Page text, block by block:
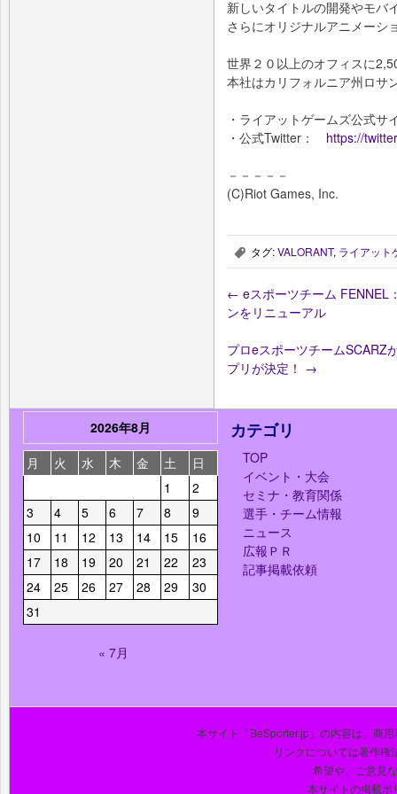
新しいタイトルの開発やモバ
さらにオリジナルアニメーシ
世界２０以上のオフィスに
本社はカリフォルニア州ロサ
・ライアットゲームズ公式
・公式Twitter： https://
－－－－－
(C)Riot Games, Inc.
, タグ:VALORANT, ライアット
← eスポーツチーム FENNEL
ンをリニューアル
プロeスポーツチームSCARZ
プリが決定！ →
2026年8月
月
火 水 木 金 土
日
1
2
3
4 5 6 7 8
9
10
11 12 13 14 15
16
17
18 19 20 21 22
23
24
25 26 27 28 29
30
31
« 7月
カテゴリ
TOP
イベント・大会
セミナ・教育関係
選手・チーム情報
ニュース
広報ＰＲ
記事掲載依頼
本サイト「BeSporter.jp」の内容は、商
リンクについては著作権
希望や、ご意見
本サイトの掲載ポ